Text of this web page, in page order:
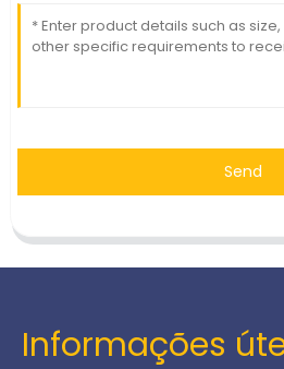
Send
Informações